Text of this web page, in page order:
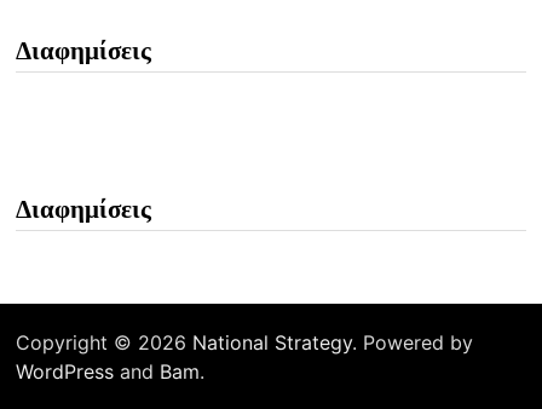
Διαφημίσεις
Διαφημίσεις
Copyright © 2026 National Strategy. Powered by
WordPressand Bam.